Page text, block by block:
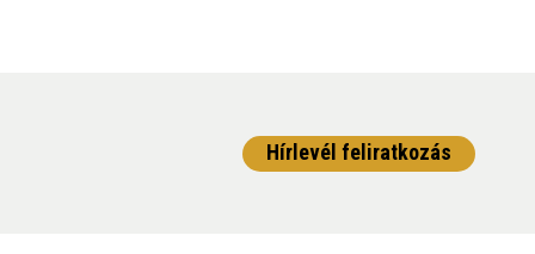
Hírlevél feliratkozás